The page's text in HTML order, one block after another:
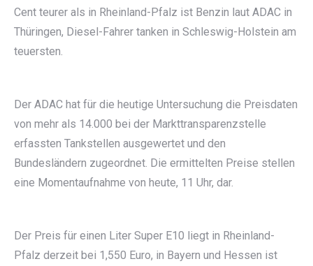
Cent teurer als in Rheinland-Pfalz ist Benzin laut ADAC in
Thüringen, Diesel-Fahrer tanken in Schleswig-Holstein am
teuersten.
Der ADAC hat für die heutige Untersuchung die Preisdaten
von mehr als 14.000 bei der Markttransparenzstelle
erfassten Tankstellen ausgewertet und den
Bundesländern zugeordnet. Die ermittelten Preise stellen
eine Momentaufnahme von heute, 11 Uhr, dar.
Der Preis für einen Liter Super E10 liegt in Rheinland-
Pfalz derzeit bei 1,550 Euro, in Bayern und Hessen ist